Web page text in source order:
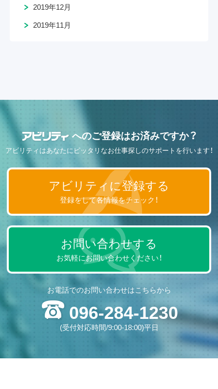
2019年12月
2019年11月
へのご登録はお済みですか？
アビリティはあなたにピッタリなお仕事探しのサポートを行います！
アビリティに登録する
登録をして各情報をチェック！
お問い合わせする
お気軽にお問い合わせください！
お電話でのお問い合わせはこちらから
096-284-1230
(受付対応時間/9:00-18:00)平日